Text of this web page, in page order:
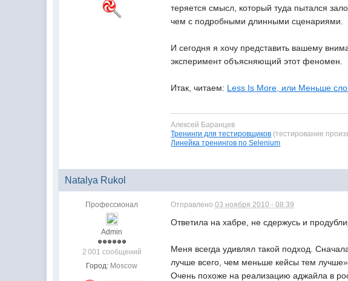
теряется смысл, который туда пытался
чем с подробными длинными сценариями.
И сегодня я хочу представить вашему
эксперимент объясняющий этот феномен.
Итак, читаем: Less Is More, или Меньше
Алексей Баранцев
Тренинги для тестировщиков (тестирование
Линейка тренингов по Selenium
Natalya Rukol
Профессионал
Admin
2 001 сообщений
Город: Moscow
Отправлено03 ноября 2010 - 08:39
Ответила на хабре, не сдержусь и
Меня всегда удивлял такой подход.
лучше всего, чем меньше кейсы тем лучше»
Очень похоже на реализацию аджайла в